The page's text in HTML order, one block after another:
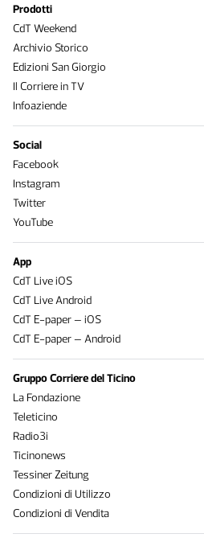
Prodotti
CdT Weekend
Archivio Storico
Edizioni San Giorgio
Il Corriere in TV
Infoaziende
Social
Facebook
Instagram
Twitter
YouTube
App
CdT Live iOS
CdT Live Android
CdT E-paper – iOS
CdT E-paper – Android
Gruppo Corriere del Ticino
La Fondazione
Teleticino
Radio3i
Ticinonews
Tessiner Zeitung
Condizioni di Utilizzo
Condizioni di Vendita